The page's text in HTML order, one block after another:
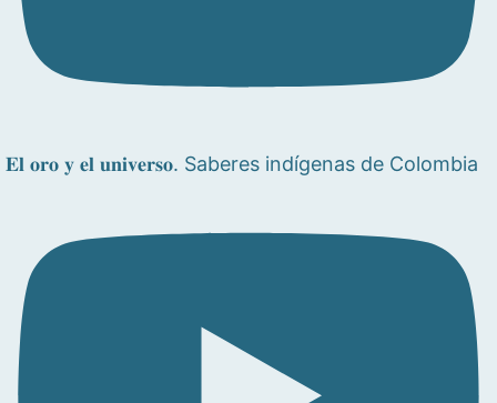
𝐄𝐥 𝐨𝐫𝐨 𝐲 𝐞𝐥 𝐮𝐧𝐢𝐯𝐞𝐫𝐬𝐨. Saberes indígenas de Colombia